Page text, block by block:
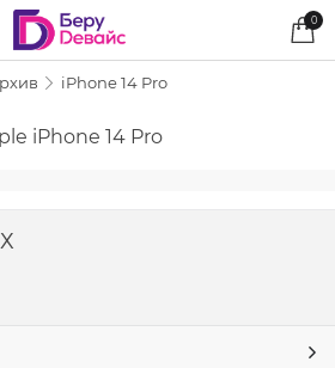
0
iPhone 14 Pro
iPhone 14 Pro